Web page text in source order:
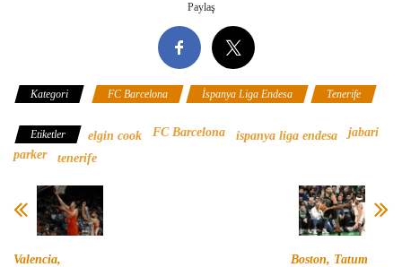
Paylaş
Kategori FC Barcelona İspanya Liga Endesa Tenerife
Etiketler elgin cook FC Barcelona ispanya liga endesa
jabari
parker
tenerife
Valencia,
Boston, Tatum